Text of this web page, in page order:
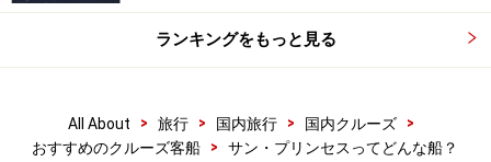
テレビでは、日本語でのイベント紹介番組やＮＨＫも放
サン・プリンセス客室～装備とカテゴリー
ランキングをもっと見る
All About > 旅行 > 国内旅行 > 国内クルーズ
>
おすすめのクルーズ客船
> サン・プリンセスってどんな船？